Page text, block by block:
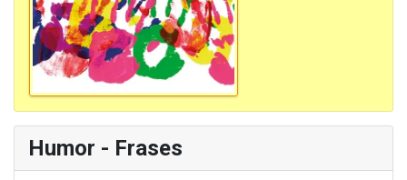
Humor - Frases